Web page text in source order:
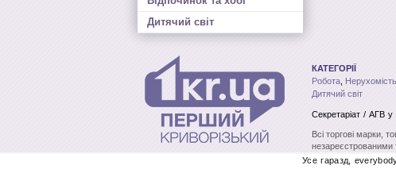
Дитячий світ
КАТЕГОРІЇ
Робота Нерухомість
Дитячий світ
Секретаріат / АГВ у
Всі торгові марки,
незареєстрованими
без письмового на
Усе гаразд,